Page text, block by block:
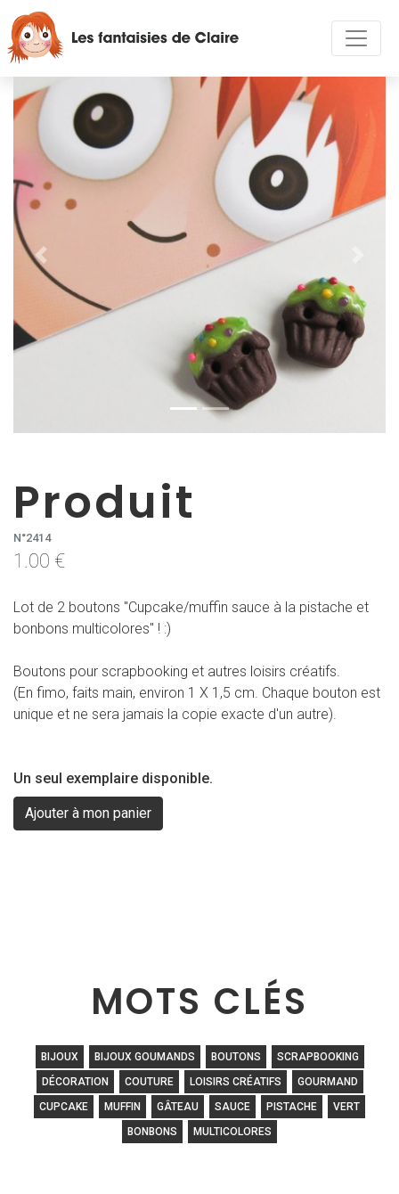
Précédent
Produit
N°2414
1.00 €
Lot de 2 boutons "Cupcake/muffin sauce à la pistache et
bonbons multicolores" ! :)
Boutons pour scrapbooking et autres loisirs créatifs.
(En fimo, faits main, environ 1 X 1,5 cm. Chaque bouton est
unique et ne sera jamais la copie exacte d'un autre).
Un seul exemplaire disponible.
MOTS CLÉS
BIJOUX BIJOUX GOUMANDS BOUTONS
SCRAPBOOKING
DÉCORATION
COUTURE LOISIRS CRÉATIFS
GOURMAND
CUPCAKE
MUFFIN GÂTEAU SAUCE PISTACHE
VERT
BONBONS
MULTICOLORES